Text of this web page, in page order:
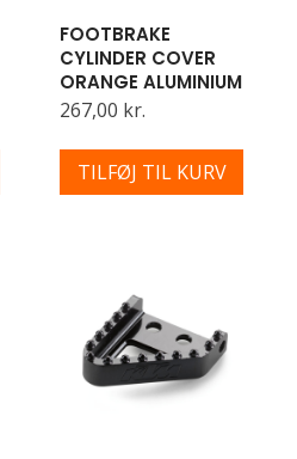
FOOTBRAKE
CYLINDER COVER
ORANGE ALUMINIUM
267,00 kr.
TILFØJ TIL KURV